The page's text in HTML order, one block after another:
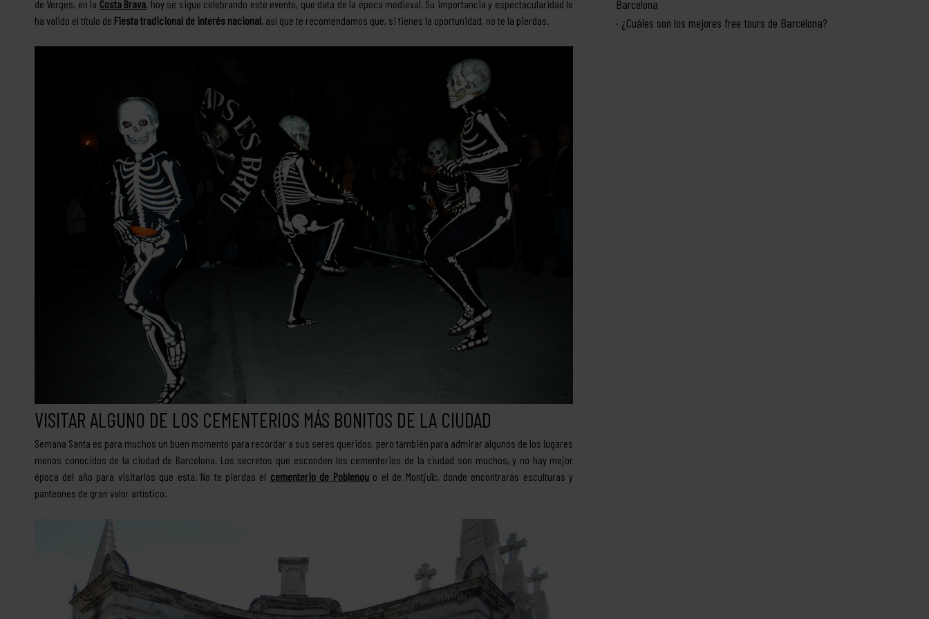
de Verges, en la Costa Brava, hoy se sigue celebrando este evento, que data de la época medieval. Su importancia y espectacularidad le
ha valido el título de Fiesta tradicional de interés nacional, así que te recomendamos que, si tienes la oportunidad, no te la pierdas.
VISITAR ALGUNO DE LOS CEMENTERIOS MÁS BONITOS DE LA CIUDAD
Semana Santa es para muchos un buen momento para recordar a sus seres queridos, pero también para admirar algunos de los lugares
menos conocidos de la ciudad de Barcelona. Los secretos que esconden los cementerios de la ciudad son muchos, y no hay mejor
época del año para visitarlos que esta. No te pierdas el cementerio de Poblenouo el de Montjuïc, donde encontrarás esculturas y
panteones de gran valor artístico.
Barcelona
¿Cuáles son los mejores free tours de Barcelona?